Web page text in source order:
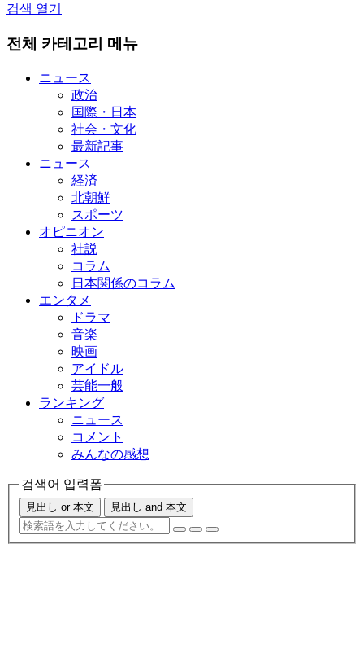
검색 열기
전체 카테고리 메뉴
ニュース
政治
国際・日本
社会・文化
最新記事
ニュース
経済
北朝鮮
スポーツ
オピニオン
社説
コラム
日本関係のコラム
エンタメ
ドラマ
音楽
映画
アイドル
芸能一般
ランキング
ニュース
コメント
みんなの感想
검색어 입력폼
見出し or 本文 見出し and 本文